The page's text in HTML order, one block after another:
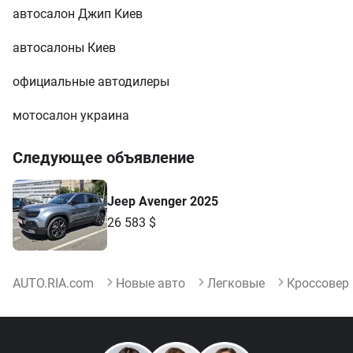
автосалон Джип Киев
автосалоны Киев
официальные автодилеры
мотосалон украина
Следующее объявление
Jeep Avenger 2025
26 583 $
AUTO.RIA.com Новые авто Легковые Кроссовер